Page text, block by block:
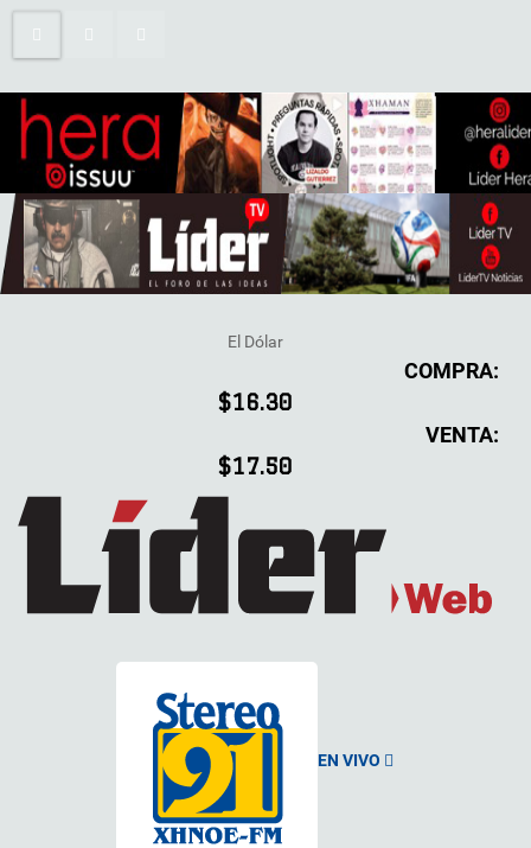
El Dólar
COMPRA:
$16.30
VENTA:
$17.50
EN VIVO